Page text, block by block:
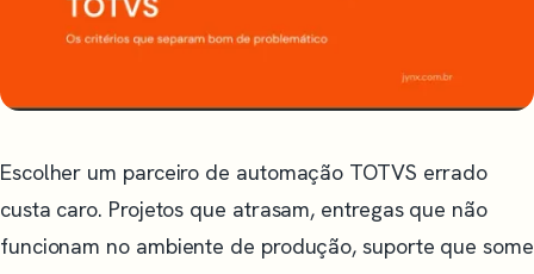
Escolher um parceiro de automação TOTVS errado
custa caro. Projetos que atrasam, entregas que não
funcionam no ambiente de produção, suporte que some